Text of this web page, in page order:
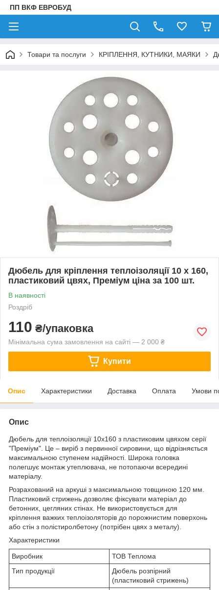
ПП ВКФ ЕВРОБУД
Товари та послуги КРІПЛЕННЯ, КУТНИКИ, МАЯКИ
Дюбель для кріплення теплоізоляції 10 х 160,
пластиковий цвях, Преміум ціна за 100 шт.
В наявності
Роздріб
110 ₴/упаковка
Мінімальна сума замовлення на сайті — 2 000 ₴
Купити
Опис Характеристики Доставка Оплата Умови
Опис
Дюбель для теплоізоляції 10х160 з пластиковим цвяхом серії
"Преміум". Це – виріб з первинної сировини, що відрізняється
максимальною ступенем надійності. Широка головка
полегшує монтаж утеплювача, не потопаючи всередині
матеріалу.
Розрахований на аркуші з максимальною товщиною 120 мм.
Пластиковий стрижень дозволяє фіксувати матеріал до
бетонних, цегляних стінах. Не використовується для
кріплення важких теплоізоляторів до порожнистим поверхонь
або стін з полістиролбетону (потрібен цвях з металу).
Характеристики
Виробник
ТОВ Теплома
Тип продукції
Дюбель розпірний
(пластиковий стрижень)